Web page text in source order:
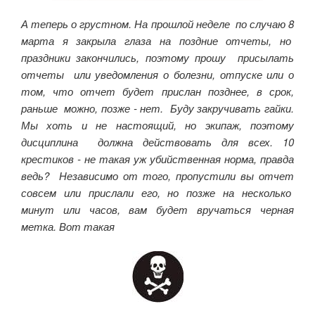
А теперь о грустном. На прошлой неделе по случаю 8
марта я закрыла глаза на поздние отчеты, но
праздники закончились, поэтому прошу присылать
отчеты или уведомления о болезни, отпуске или о
том, что отчет будет прислан позднее, в срок,
раньше можно, позже - нет. Буду закручивать гайки.
Мы хоть и не настоящий, но экипаж, поэтому
дисциплина должна действовать для всех. 10
крестиков - не такая уж убийственная норма, правда
ведь? Независимо от того, пропустили вы отчет
совсем или прислали его, но позже на несколько
минут или часов, вам будет вручаться черная
метка. Вот такая